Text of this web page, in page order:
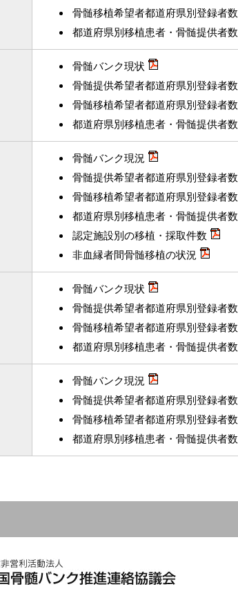
骨髄移植希望者都道府県別登録者数
都道府県別移植患者・骨髄提供者数
骨髄バンク現状
骨髄提供希望者都道府県別登録者数
骨髄移植希望者都道府県別登録者数
都道府県別移植患者・骨髄提供者数
骨髄バンク現況
骨髄提供希望者都道府県別登録者数
骨髄移植希望者都道府県別登録者数
都道府県別移植患者・骨髄提供者数
認定施設別の移植・採取件数
非血縁者間骨髄移植の状況
骨髄バンク現状
骨髄提供希望者都道府県別登録者数
骨髄移植希望者都道府県別登録者数
都道府県別移植患者・骨髄提供者数
骨髄バンク現況
骨髄提供希望者都道府県別登録者数
骨髄移植希望者都道府県別登録者数
都道府県別移植患者・骨髄提供者数